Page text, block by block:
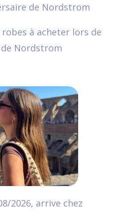
à acheter lors de
Nordstrom
2026, arrive chez